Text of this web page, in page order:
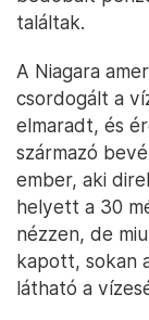
találtak.
A Niagara
csordogált a
elmaradt, és
származó
ember, aki
helyett a 30
nézzen, de
kapott, sokan
látható a